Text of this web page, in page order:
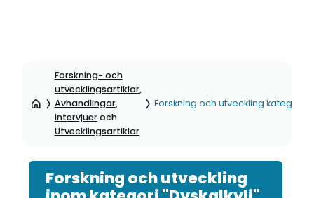
sidinnehåll
Forskning- och
utvecklingsartiklar,
Avhandlingar,
Intervjueroch
Utvecklingsartiklar
Forskning och utveckling kategori:
Forskning och utveckling